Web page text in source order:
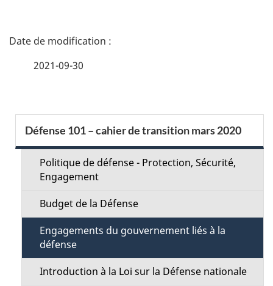
D
a
2021-09-30
e
Défense 101 – cahier de transition mars 2020
Politique de défense - Protection, Sécurité,
Engagement
Budget de la Défense
Engagements du gouvernement liés à la
défense
Introduction à la Loi sur la Défense nationale